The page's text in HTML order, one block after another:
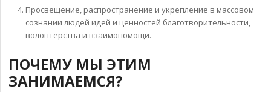
Просвещение, распространение и укрепление в массовом
сознании людей идей и ценностей благотворительности,
волонтёрства и взаимопомощи.
ПОЧЕМУ МЫ ЭТИМ
ЗАНИМАЕМСЯ?